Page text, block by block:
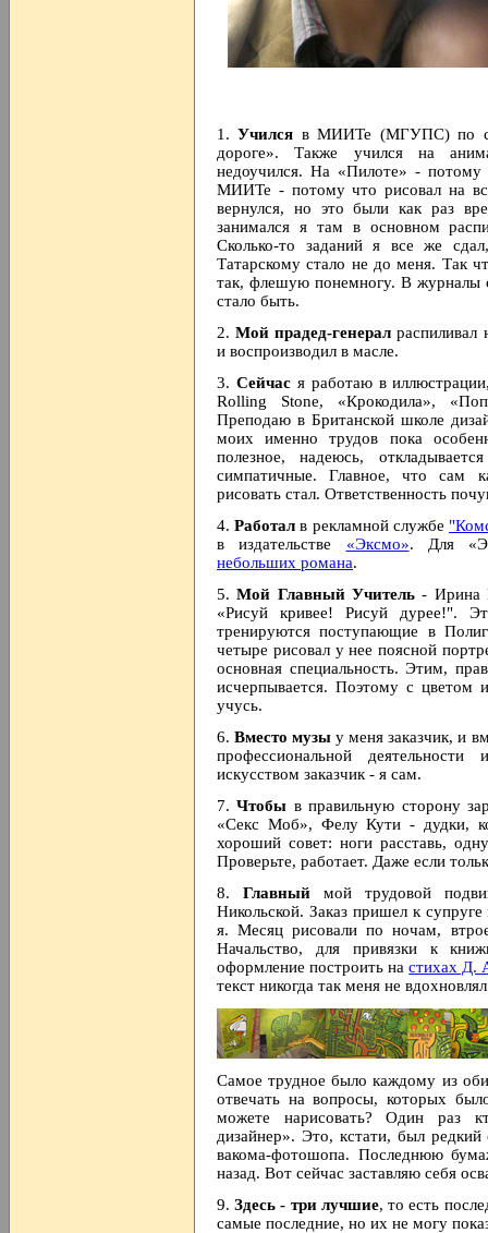
1. Учился в МИИТе (МГУПС) по
дороге». Также учился на
недоучился. На «Пилоте» -
МИИТе - потому что рисовал на
вернулся, но это были как раз
занимался я там в основном
Сколько-то заданий я все же
Татарскому стало не до меня. Так
так, флешую понемногу. В журналы
стало быть.
2. Мой прадед-генерал распиливал
и воспроизводил в масле.
3. Сейчас я работаю в
Rolling Stone, «Крокодила»,
Преподаю в Британской школе
моих именно трудов пока
полезное, надеюсь,
симпатичные. Главное, что сам
рисовать стал. Ответственность
4. Работал в рекламной службе
в издательстве «Эксмо». Для
небольших романа.
5. Мой Главный Учитель - Ирина
«Рисуй кривее! Рисуй дурее!".
тренируются поступающие в
четыре рисовал у нее поясной
основная специальность. Этим,
исчерпывается. Поэтому с
учусь.
6.Вместо музы у меня заказчик, и
профессиональной
искусством заказчик - я сам.
7. Чтобы в правильную сторону
«Секс Моб», Фелу Кути - дудки,
хороший совет: ноги расставь,
Проверьте, работает. Даже если
8. Главный мой трудовой
Никольской. Заказ пришел к
я. Месяц рисовали по ночам,
Начальство, для привязки к
оформление построить настихах Д.
текст никогда так меня не
Самое трудное было каждому из
отвечать на вопросы, которых
можете нарисовать? Один раз
дизайнер». Это, кстати, был редкий
вакома-фотошопа. Последнюю
назад. Вот сейчас заставляю себя
9.Здесь - три лучшие, то есть
самые последние, но их не могу